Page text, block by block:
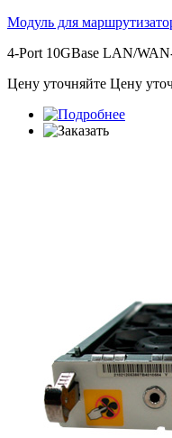
Модуль для
4-Port 10GBase LAN/
Цену уточняйте Цену